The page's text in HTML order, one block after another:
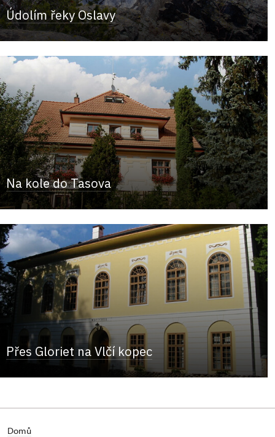
Údolím řeky Oslavy
Na kole do Tasova
Přes Gloriet na Vlčí kopec
Domů